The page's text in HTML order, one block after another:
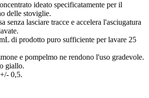
ideato specificatamente per il
delle stoviglie.
senza lasciare tracce e accelera l'asciugatura
di prodotto puro sufficiente per lavare 25
e pompelmo ne rendono l'uso gradevole.
giallo.
0,5.